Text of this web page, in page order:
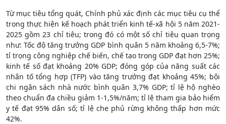
Từ mục tiêu tổng quát, Chính phủ xác định các mục tiêu cụ thể
trong thực hiện kế hoạch phát triển kinh tế-xã hội 5 năm 2021-
2025 gồm 23 chỉ tiêu; trong đó có một số chỉ tiêu quan trọng
như: Tốc độ tăng trưởng GDP bình quân 5 năm khoảng 6,5-7%;
tỉ trọng công nghiệp chế biến, chế tạo trong GDP đạt hơn 25%;
kinh tế số đạt khoảng 20% GDP; đóng góp của năng suất các
nhân tố tổng hợp (TFP) vào tăng trưởng đạt khoảng 45%; bội
chi ngân sách nhà nước bình quân 3,7% GDP; tỉ lệ hộ nghèo
theo chuẩn đa chiều giảm 1-1,5%/năm; tỉ lệ tham gia bảo hiểm
y tế đạt 95% dân số; tỉ lệ che phủ rừng không thấp hơn mức
42%.